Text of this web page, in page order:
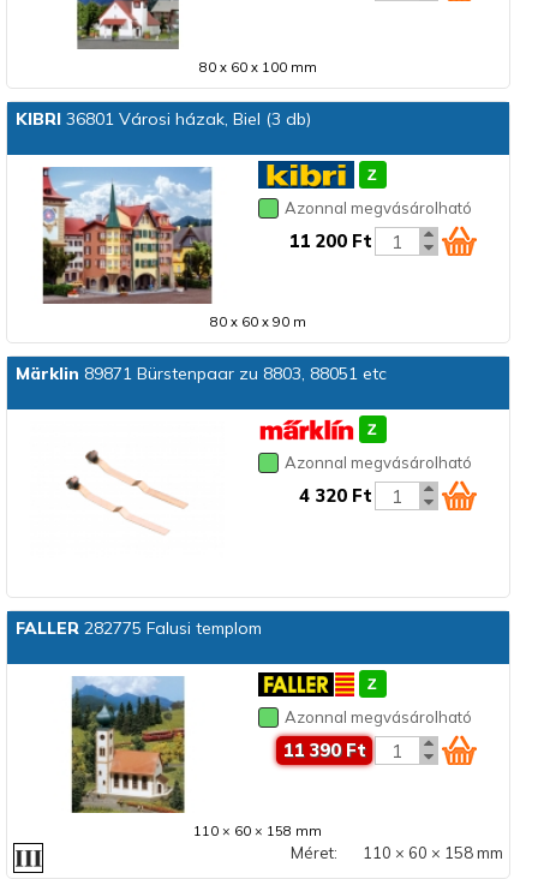
80 x 60 x 100 mm
KIBRI36801 Városi házak, Biel (3 db)
Azonnal megvásárolható
11 200 Ft
80 x 60 x 90 m
Märklin 89871 Bürstenpaar zu 8803, 88051 etc
Azonnal megvásárolható
4 320 Ft
FALLER282775 Falusi templom
Azonnal megvásárolható
11 390 Ft
110 × 60 × 158 mm
Méret: 110 × 60 × 158 mm